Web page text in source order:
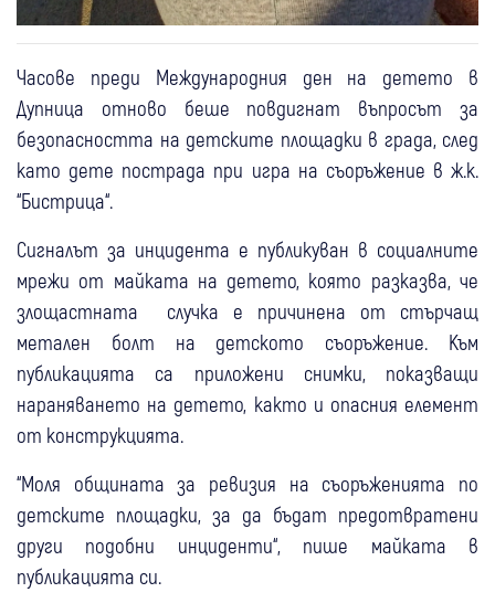
Часове преди Международния ден на детето в
Дупница отново беше повдигнат въпросът за
безопасността на детските площадки в града, след
като дете пострада при игра на съоръжение в ж.к.
“Бистрица“.
Сигналът за инцидента е публикуван в социалните
мрежи от майката на детето, която разказва, че
злощастната случка е причинена от стърчащ
метален болт на детското съоръжение. Към
публикацията са приложени снимки, показващи
нараняването на детето, както и опасния елемент
от конструкцията.
“Моля общината за ревизия на съоръженията по
детските площадки, за да бъдат предотвратени
други подобни инциденти“, пише майката в
публикацията си.